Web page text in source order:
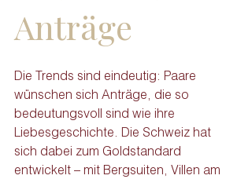
Anträge
Die Trends sind eindeutig: Paare
wünschen sich Anträge, die so
bedeutungsvoll sind wie ihre
Liebesgeschichte. Die Schweiz hat
sich dabei zum Goldstandard
entwickelt – mit Bergsuiten, Villen am